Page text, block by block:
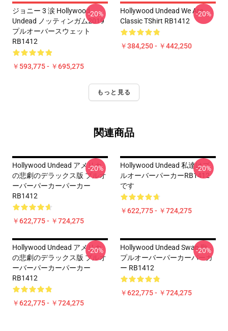
ジョニー 3 涙 Hollywood
Undead ノッティンガム2019
プルオーバースウェット
RB1412
￥593,775 - ￥695,275
-20%
Hollywood Undead We Are
Classic TShirt RB1412
￥384,250 - ￥442,250
-20%
もっと見る
関連商品
Hollywood Undead アメリカ
の悲劇のデラックス版 プルオ
ーバーパーカーパーカー
RB1412
￥622,775 - ￥724,275
-20%
Hollywood Undead 私達はプ
ルオーバーパーカーRB1412
です
￥622,775 - ￥724,275
-20%
Hollywood Undead アメリカ
の悲劇のデラックス版 プルオ
ーバーパーカーパーカー
RB1412
￥622,775 - ￥724,275
-20%
Hollywood Undead Swan 歌
プルオーバーパーカーパーカ
ー RB1412
￥622,775 - ￥724,275
-20%